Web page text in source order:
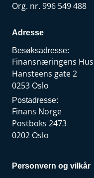
Org. nr. 996 549 488
Adresse
Besøksadresse:
Finansnæringens Hus
Hansteens gate 2
0253 Oslo
Postadresse:
Finans Norge
Postboks 2473
0202 Oslo
Personvern og vilkår